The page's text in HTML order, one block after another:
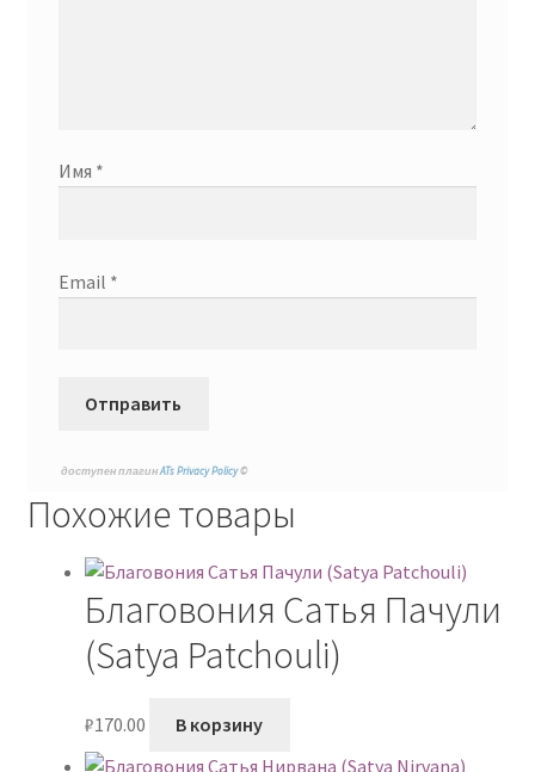
Имя *
Email *
доступен плагинATs Privacy Policy©
Похожие товары
Благовония Сатья Пачули
(Satya Patchouli)
₽170.00 В корзину